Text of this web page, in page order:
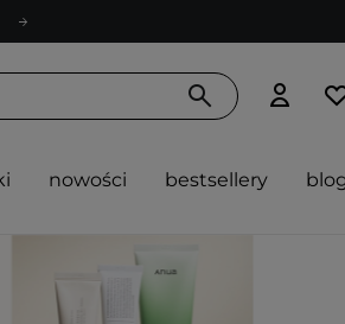
nowości bestsellery